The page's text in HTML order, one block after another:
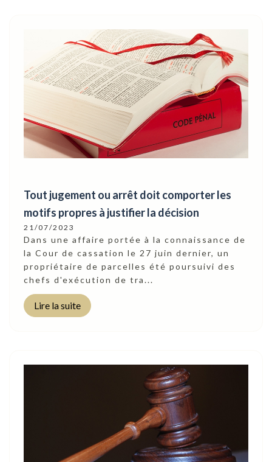
Tout jugement ou arrêt doit comporter les
motifs propres à justifier la décision
21/07/2023
Dans une affaire portée à la connaissance de
la Cour de cassation le 27 juin dernier, un
propriétaire de parcelles été poursuivi des
chefs d'exécution de tra...
Lire la suite